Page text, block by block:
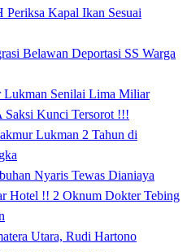
Kapal Ikan Sesuai
Belawan Deportasi SS Warga
Lukman Senilai Lima Miliar
Saksi Kunci Tersorot !!!
Lukman 2 Tahun di
Nyaris Tewas Dianiaya
Hotel !! 2 Oknum Dokter Tebing
Utara, Rudi Hartono